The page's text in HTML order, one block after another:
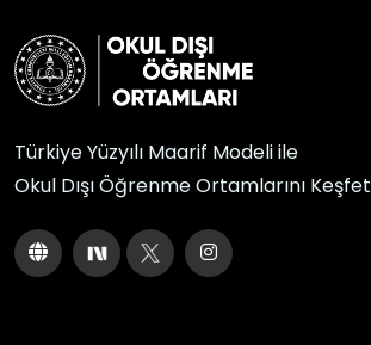
Türkiye Yüzyılı Maarif Modeli ile
Okul Dışı Öğrenme Ortamlarını Keşfet